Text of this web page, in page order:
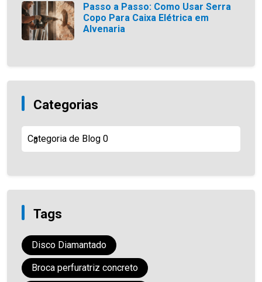
Passo a Passo: Como Usar Serra
Copo Para Caixa Elétrica em
Alvenaria
Categorias
Categoria de Blog 0
Tags
Disco Diamantado
Broca perfuratriz concreto